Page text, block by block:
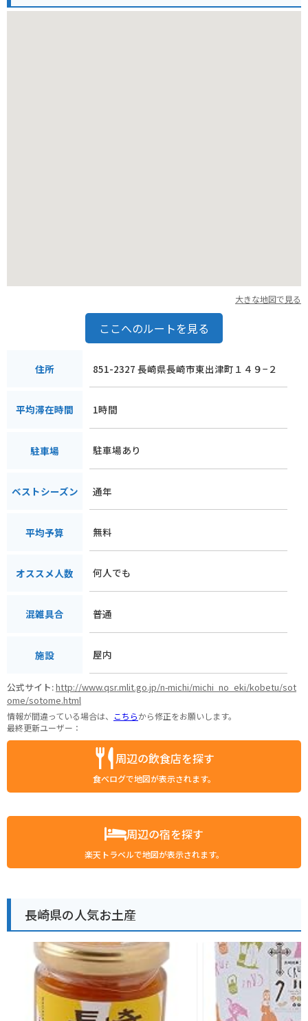
大きな地図で見る
ここへのルートを見る
住所 851-2327 長崎県長崎市東出津町１４９−２
平均滞在時間 1時間
駐車場 駐車場あり
ベストシーズン 通年
平均予算 無料
オススメ人数 何人でも
混雑具合 普通
施設 屋内
公式サイト:http://www.qsr.mlit.go.jp/n-michi/michi_no_eki/kobetu/sot
ome/sotome.html
情報が間違っている場合は、 こちらから修正をお願いします。
最終更新ユーザー：
周辺の飲食店を探す
食べログで地図が表示されます。
周辺の宿を探す
楽天トラベルで地図が表示されます。
長崎県の人気お土産